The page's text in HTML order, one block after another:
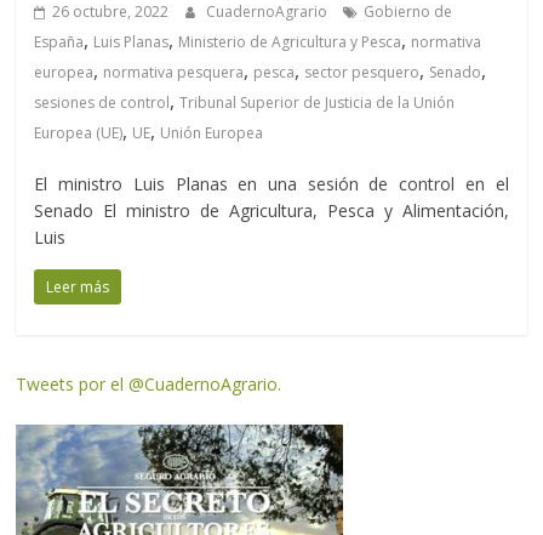
26 octubre, 2022 CuadernoAgrario
Gobierno de
España, Luis Planas, Ministerio de Agricultura y Pesca, normativa
europea, normativa pesquera, pesca, sector pesquero, Senado,
sesiones de control,Tribunal Superior de Justicia de la Unión
Europea (UE), UE, Unión Europea
El ministro Luis Planas en una sesión de control en el
Senado El ministro de Agricultura, Pesca y Alimentación,
Luis
Leer más
Tweets por el @CuadernoAgrario.